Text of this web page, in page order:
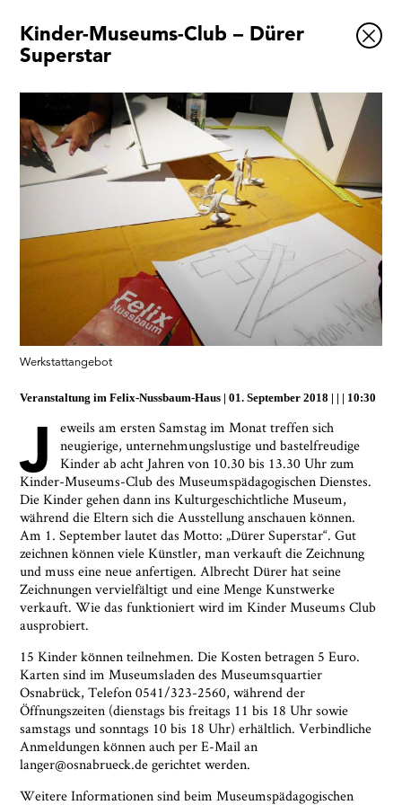
Kinder-Museums-Club – Dürer
Superstar
Werkstattangebot
Veranstaltung imFelix-Nussbaum-Haus 01. September 2018 10:30
J
eweils am ersten Samstag im Monat treffen sich
neugierige, unternehmungslustige und bastelfreudige
Kinder ab acht Jahren von 10.30 bis 13.30 Uhr zum
Kinder-Museums-Club des Museumspädagogischen Dienstes.
Die Kinder gehen dann ins Kulturgeschichtliche Museum,
während die Eltern sich die Ausstellung anschauen können.
Am 1. September lautet das Motto: „Dürer Superstar“. Gut
zeichnen können viele Künstler, man verkauft die Zeichnung
und muss eine neue anfertigen. Albrecht Dürer hat seine
Zeichnungen vervielfältigt und eine Menge Kunstwerke
verkauft. Wie das funktioniert wird im Kinder Museums Club
ausprobiert.
15 Kinder können teilnehmen. Die Kosten betragen 5 Euro.
Karten sind im Museumsladen des Museumsquartier
Osnabrück, Telefon 0541/323-2560, während der
Öffnungszeiten (dienstags bis freitags 11 bis 18 Uhr sowie
samstags und sonntags 10 bis 18 Uhr) erhältlich. Verbindliche
Anmeldungen können auch per E-Mail an
langer@osnabrueck.de gerichtet werden.
Weitere Informationen sind beim Museumspädagogischen
Museumsquartier
Vermittlung
Besuch
Kontakt
Schließen
Ja, ich bin damit einverstanden, dass das
Museumsquartier Osnabrück die oben
angegebenen Informationen speichert, um mir den
Newsletter zusenden zu können. Ich kann diese
Zustimmung jederzeit widerrufen und die
Informationen aus den Systemen des
Museumsquartiers Osnabrück löschen lassen. Es
besteht ein Beschwerderecht bei einer
Aufsichtsbehörde für Datenschutz. Weitere
Informationen siehe:
* notwendige Angaben
1x